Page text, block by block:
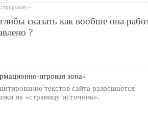
--
сказать как вообше она
?
игровая зона»
текстов сайта разрешается
на «страницу источник».